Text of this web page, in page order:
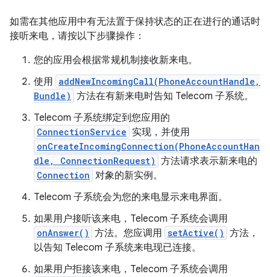
如需在其他应用中有无法置于保持状态的正在进行的通话时
接听来电，请按以下步骤操作：
您的应用会根据常规机制接收新来电。
使用 addNewIncomingCall(PhoneAccountHandle,
Bundle) 方法在有新来电时告知 Telecom 子系统。
Telecom 子系统绑定到您应用的
ConnectionService 实现，并使用
onCreateIncomingConnection(PhoneAccountHan
dle, ConnectionRequest) 方法请求表示新来电的
Connection 对象的新实例。
Telecom 子系统会为您的来电显示来电界面。
如果用户接听该来电，Telecom 子系统会调用
onAnswer() 方法。您应调用 setActive() 方法，
以告知 Telecom 子系统来电现已连接。
如果用户拒接该来电，Telecom 子系统会调用